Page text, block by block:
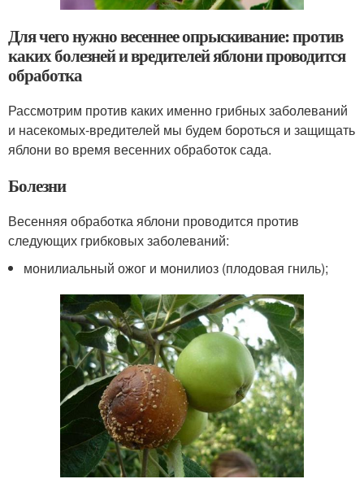
Для чего нужно весеннее опрыскивание: против
каких болезней и вредителей яблони проводится
обработка
Рассмотрим против каких именно грибных заболеваний
и насекомых-вредителей мы будем бороться и защищать
яблони во время весенних обработок сада.
Болезни
Весенняя обработка яблони проводится против
следующих грибковых заболеваний:
монилиальный ожог и монилиоз (плодовая гниль);